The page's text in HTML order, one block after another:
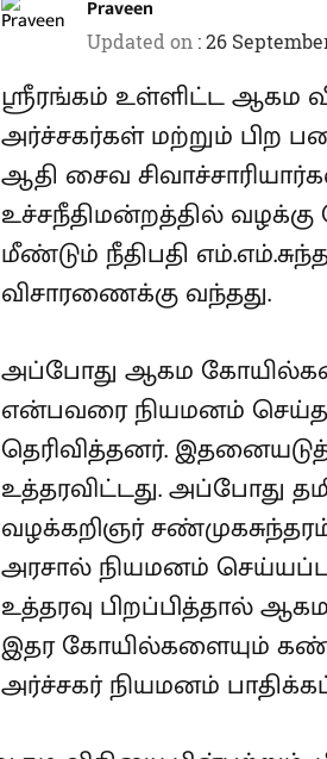
Praveen
Updated on :26
ஸ்ரீரங்கம் உள்ளிட்ட ஆகம
அர்ச்சகர்கள் மற்றும் பிற
ஆதி சைவ
உச்சநீதிமன்றத்தில்
மீண்டும் நீதிபதி
விசாரணைக்கு வந்தது.
அப்போது ஆகம
என்பவரை நியமனம்
தெரிவித்தனர்.
உத்தரவிட்டது. அப்போது
வழக்கறிஞர்
அரசால் நியமனம்
உத்தரவு பிறப்பித்தால்
இதர கோயில்களையும்
அர்ச்சகர் நியமனம்